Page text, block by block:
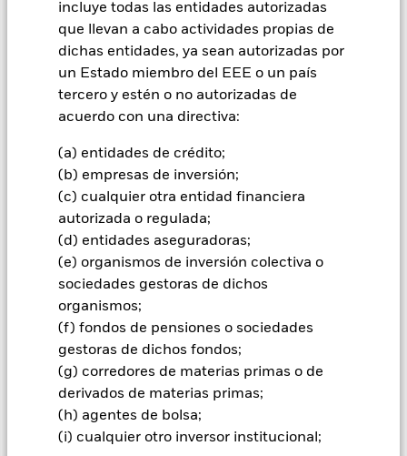
incluye todas las entidades autorizadas
que llevan a cabo actividades propias de
dichas entidades, ya sean autorizadas por
un Estado miembro del EEE o un país
tercero y estén o no autorizadas de
acuerdo con una directiva:
(a) entidades de crédito;
(b) empresas de inversión;
(c) cualquier otra entidad financiera
autorizada o regulada;
(d) entidades aseguradoras;
(e) organismos de inversión colectiva o
sociedades gestoras de dichos
organismos;
(f) fondos de pensiones o sociedades
gestoras de dichos fondos;
(g) corredores de materias primas o de
derivados de materias primas;
(h) agentes de bolsa;
(i) cualquier otro inversor institucional;
INFORMACIÓN IMPORTANTE: Capital en Riesgo.
de las inversiones y los ingresos derivados de ellas pueden
subir o bajar, y no están garantizados. Es posible que los
inversores no recuperen la cantidad invertida originalmente.
fondo utilizan derivados para cubrir el riesgo de divisas. El
uso de derivados para una clase de acciones podría conllevar
un posible riesgo de contagio (también denominado «spill-
over») a otras clases de acciones del fondo. La sociedad
gestora del fondo se asegurará de que se dispone de los
procedimientos adecuados para minimizar el riesgo de
contagio a otras clases de acciones. En el menú desplegable
que figura justo debajo del nombre del fondo, podrá ver un
listado de todas las clases de acciones del fondo: las clases de
acciones con cobertura de divisas se identifican mediante la
palabra «Hedged» en su nombre. Además, el listado
completo de todas las clases de acciones con cobertura de
divisas está disponible mediante solicitud a la sociedad
gestora del fondo.
Mostrar menos